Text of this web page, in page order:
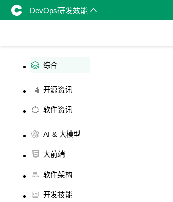
DevOps研发效能
综合
开源资讯
软件资讯
AI & 大模型
大前端
软件架构
开发技能